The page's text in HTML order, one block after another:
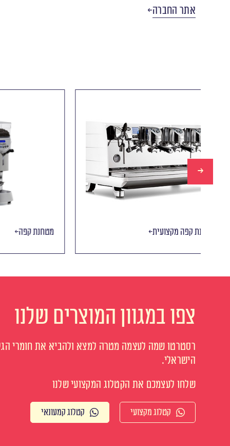
אתר החברה
מטחנת מכונת קפה מקצועית
צפו במגוון המוצרים שלנו
רסטרטו שמה לעצמה מטרה למצא ולהביא את חומרי
הישראלי.
שלחו לעצמכם את הקטלוג המקצועי שלנו
קטלוג מקצועי קטלוג קמעונאי